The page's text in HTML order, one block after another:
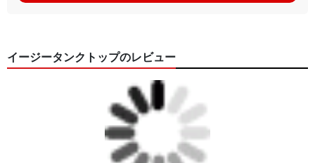
イージータンクトップのレビュー